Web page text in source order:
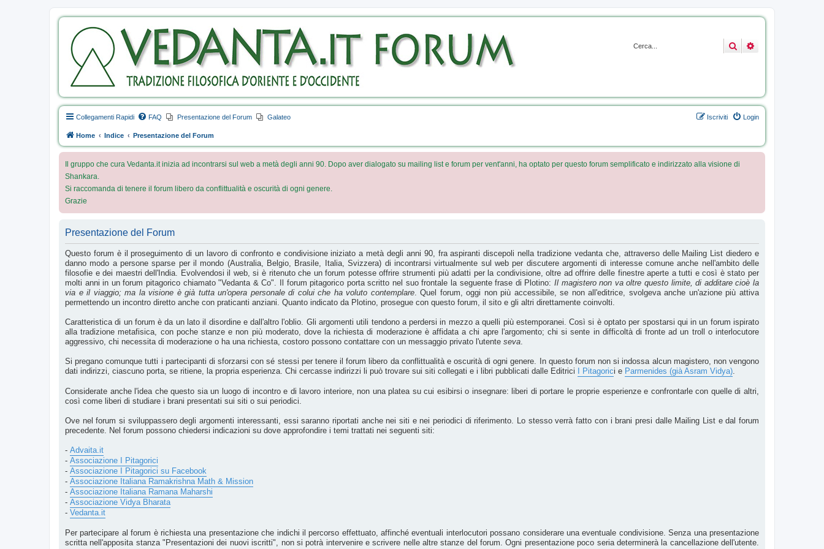
Cerca
Collegamenti Rapidi FAQ Presentazione del Forum Galateo Login
Iscriviti
Home Indice Presentazione del Forum
Il gruppo che cura Vedanta.it inizia ad incontrarsi sul web a metà degli anni 90. Dopo aver dialogato su mailing list e forum per vent'anni, ha optato per questo forum semplificato e indirizzato alla visione di
Shankara.
Si raccomanda di tenere il forum libero da conflittualità e oscurità di ogni genere.
Grazie
Presentazione del Forum
Questo forum è il proseguimento di un lavoro di confronto e condivisione iniziato a metà degli anni 90, fra aspiranti discepoli nella tradizione vedanta che, attraverso delle Mailing List diedero e
danno modo a persone sparse per il mondo (Australia, Belgio, Brasile, Italia, Svizzera) di incontrarsi virtualmente sul web per discutere argomenti di interesse comune anche nell'ambito delle
filosofie e dei maestri dell'India. Evolvendosi il web, si è ritenuto che un forum potesse offrire strumenti più adatti per la condivisione, oltre ad offrire delle finestre aperte a tutti e così è stato per
molti anni in un forum pitagorico chiamato "Vedanta & Co". Il forum pitagorico porta scritto nel suo frontale la seguente frase di Plotino: Il magistero non va oltre questo limite, di additare cioè la
via e il viaggio; ma la visione è già tutta un'opera personale di colui che ha voluto contemplare. Quel forum, oggi non più accessibile, se non all'editrice, svolgeva anche un'azione più attiva
permettendo un incontro diretto anche con praticanti anziani. Quanto indicato da Plotino, prosegue con questo forum, il sito e gli altri direttamente coinvolti.
Caratteristica di un forum è da un lato il disordine e dall'altro l'oblio. Gli argomenti utili tendono a perdersi in mezzo a quelli più estemporanei. Così si è optato per spostarsi qui in un forum ispirato
alla tradizione metafisica, con poche stanze e non più moderato, dove la richiesta di moderazione è affidata a chi apre l'argomento; chi si sente in difficoltà di fronte ad un troll o interlocutore
aggressivo, chi necessita di moderazione o ha una richiesta, costoro possono contattare con un messaggio privato l'utente seva
Si pregano comunque tutti i partecipanti di sforzarsi con sé stessi per tenere il forum libero da conflittualità e oscurità di ogni genere. In questo forum non si indossa alcun magistero, non vengono
dati indirizzi, ciascuno porta, se ritiene, la propria esperienza. Chi cercasse indirizzi li può trovare sui siti collegati e i libri pubblicati dalle Editrici
I Pitagorici e Parmenides (già Asram Vidya)
Considerate anche l'idea che questo sia un luogo di incontro e di lavoro interiore, non una platea su cui esibirsi o insegnare: liberi di portare le proprie esperienze e confrontarle con quelle di altri,
così come liberi di studiare i brani presentati sui siti o sui periodici.
Ove nel forum si sviluppassero degli argomenti interessanti, essi saranno riportati anche nei siti e nei periodici di riferimento. Lo stesso verrà fatto con i brani presi dalle Mailing List e dal forum
precedente. Nel forum possono chiedersi indicazioni su dove approfondire i temi trattati nei seguenti siti:
- Advaita.it
- Associazione I Pitagorici
- Associazione I Pitagorici su Facebook
- Associazione Italiana Ramakrishna Math & Mission
- Associazione Italiana Ramana Maharshi
- Associazione Vidya Bharata
- Vedanta.it
Per partecipare al forum è richiesta una presentazione che indichi il percorso effettuato, affinché eventuali interlocutori possano considerare una eventuale condivisione. Senza una presentazione
scritta nell'apposita stanza "Presentazioni dei nuovi iscritti", non si potrà intervenire e scrivere nelle altre stanze del forum. Ogni presentazione poco seria determinerà la cancellazione dell'utente.